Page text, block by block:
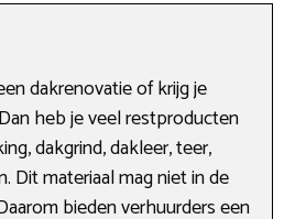
dakrenovatie of krijg je
heb je veel restproducten
dakgrind, dakleer, teer,
Dit materiaal mag niet in de
bieden verhuurders een